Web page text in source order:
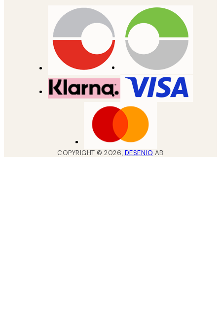
COPYRIGHT ©2026, DESENIO AB